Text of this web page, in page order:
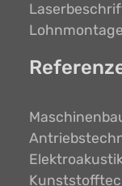
Lohnmontage